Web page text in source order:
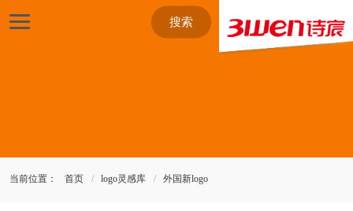
搜索
当前位置： 首页 logo灵感库 外国新logo